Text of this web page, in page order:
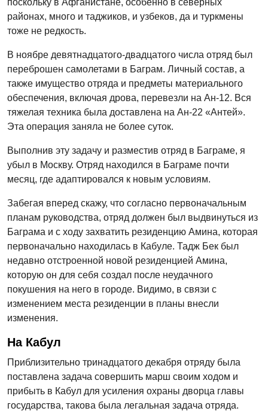
поскольку в Афганистане, особенно в северных
районах, много и таджиков, и узбеков, да и туркмены
тоже не редкость.
В ноябре девятнадцатого-двадцатого числа отряд был
переброшен самолетами в Баграм. Личный состав, а
также имущество отряда и предметы материального
обеспечения, включая дрова, перевезли на Ан-12. Вся
тяжелая техника была доставлена на Ан-22 «Антей».
Эта операция заняла не более суток.
Выполнив эту задачу и разместив отряд в Баграме, я
убыл в Москву. Отряд находился в Баграме почти
месяц, где адаптировался к новым условиям.
Забегая вперед скажу, что согласно первоначальным
планам руководства, отряд должен был выдвинуться из
Баграма и с ходу захватить резиденцию Амина, которая
первоначально находилась в Кабуле. Тадж Бек был
недавно отстроенной новой резиденцией Амина,
которую он для себя создал после неудачного
покушения на него в городе. Видимо, в связи с
изменением места резиденции в планы внесли
изменения.
На Кабул
Приблизительно тринадцатого декабря отряду была
поставлена задача совершить марш своим ходом и
прибыть в Кабул для усиления охраны дворца главы
государства, такова была легальная задача отряда.